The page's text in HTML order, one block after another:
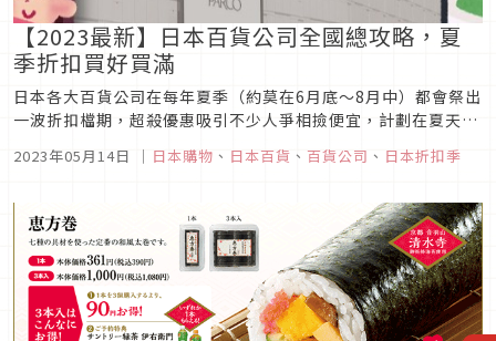
【2023最新】日本百貨公司全國總攻略，夏
季折扣買好買滿
日本各大百貨公司在每年夏季（約莫在6月底～8月中）都會祭出
一波折扣檔期，超殺優惠吸引不少人爭相撿便宜，計劃在夏天時
赴日旅遊的你，不妨也可以趁此機會大肆採購一番，折扣打好打
滿打到骨折，絕對會讓你直呼好值得！本次便為你整理出遍佈日
麼好康優惠可以挖寶...
2023年05月14日 ｜ 日本購物 、 日本百貨 、 百貨公司 、 日本折扣季